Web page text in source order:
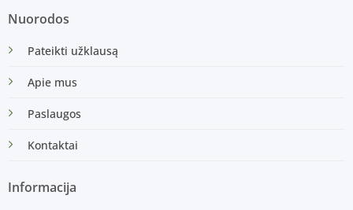
Nuorodos
Pateikti užklausą
Apie mus
Paslaugos
Kontaktai
Informacija